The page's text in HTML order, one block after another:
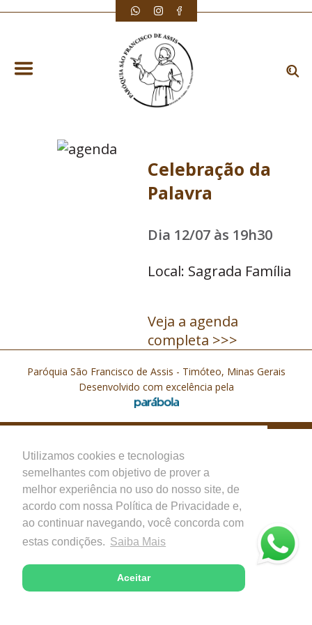
Utilizamos cookies e tecnologias
semelhantes com objetivo de prover a
melhor experiência no uso do nosso site, de
acordo com nossa Política de Privacidade e,
ao continuar navegando, você concorda com
estas condições. Saiba Mais
Aceitar
Celebração da
Palavra
Dia 12/07 às 19h30
Local: Sagrada Família
Veja a agenda
completa >>>
Paróquia São Francisco de Assis - Timóteo, Minas Gerais
Desenvolvido com excelência pela